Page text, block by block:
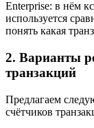
Enterprise: в нём
используется
понять какая
2. Варианты
транзакций
Предлагаем
счётчиков